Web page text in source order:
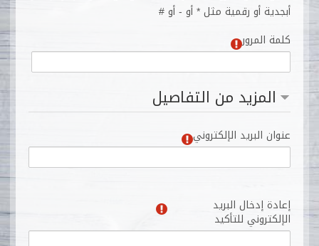
أبجدية أو رقمية مثل * أو - أو #
كلمة المرور
المزيد من التفاصيل
عنوان البريد الإلكتروني
إعادة إدخال البريد
الإلكتروني للتأكيد